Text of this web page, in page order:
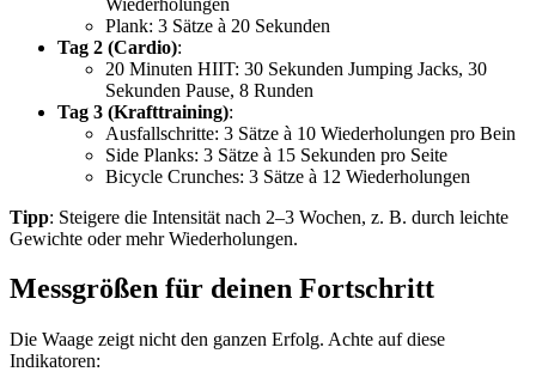
Plank: 3 Sätze à 20 Sekunden
Tag 2 (Cardio):
20 Minuten HIIT: 30 Sekunden Jumping Jacks, 30
Sekunden Pause, 8 Runden
Tag 3 (Krafttraining):
Ausfallschritte: 3 Sätze à 10 Wiederholungen pro Bein
Side Planks: 3 Sätze à 15 Sekunden pro Seite
Bicycle Crunches: 3 Sätze à 12 Wiederholungen
Tipp: Steigere die Intensität nach 2–3 Wochen, z. B. durch leichte
Gewichte oder mehr Wiederholungen.
Messgrößen für deinen Fortschritt
Die Waage zeigt nicht den ganzen Erfolg. Achte auf diese
Indikatoren: